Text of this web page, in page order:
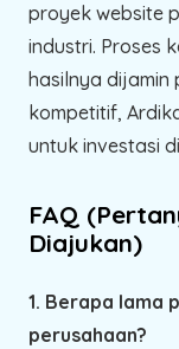
proyek website
industri. Proses
hasilnya dijamin
kompetitif,
untuk investasi
FAQ
Diajukan)
1. Berapa lama
perusahaan?